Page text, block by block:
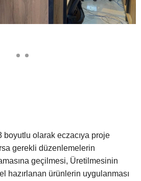
boyutlu olarak eczacıya proje
gerekli düzenlemelerin
geçilmesi, Üretilmesinin
hazırlanan ürünlerin uygulanması